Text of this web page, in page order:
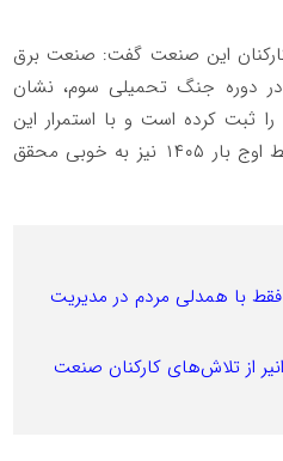
کارکنان این صنعت گفت: صنعت برق
دوره جنگ تحمیلی سوم، نشان
ثبت کرده است و با استمرار این
همت، تأمین برق پایدار در شرایط اوج بار ۱۴۰۵ نیز به خوبی محقق
با همدلی مردم در مدیریت
از تلاش‌های کارکنان صنعت